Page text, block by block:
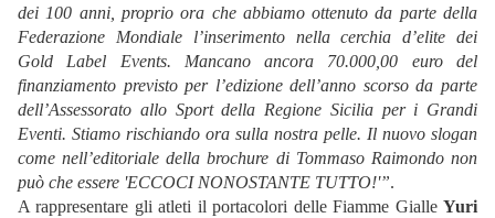
dei 100 anni, proprio ora che abbiamo ottenuto da parte della
Federazione Mondiale l’inserimento nella cerchia d’elite dei
Gold Label Events. Mancano ancora 70.000,00 euro del
finanziamento previsto per l’edizione dell’anno scorso da parte
dell’Assessorato allo Sport della Regione Sicilia per i Grandi
Eventi. Stiamo rischiando ora sulla nostra pelle. Il nuovo slogan
come nell’editoriale della brochure di Tommaso Raimondo non
può che essere 'ECCOCI NONOSTANTE TUTTO!'”.
A rappresentare gli atleti il portacolori delle Fiamme Gialle Yuri